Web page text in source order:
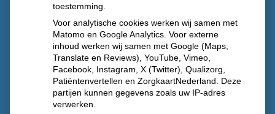
toestemming.
Voor analytische cookies werken wij samen met
Matomo en Google Analytics. Voor externe
inhoud werken wij samen met Google (Maps,
Translate en Reviews), YouTube, Vimeo,
Facebook, Instagram, X (Twitter), Qualizorg,
Patiëntenvertellen en ZorgkaartNederland. Deze
partijen kunnen gegevens zoals uw IP-adres
verwerken.